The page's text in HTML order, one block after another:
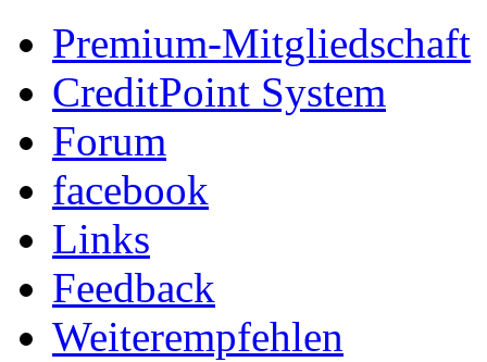
Premium-Mitgliedschaft
CreditPoint System
Forum
facebook
Links
Feedback
Weiterempfehlen